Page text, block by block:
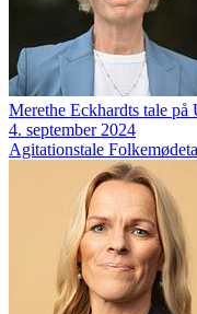
Merethe Eckhardts tale
4. september 2024
Agitationstale